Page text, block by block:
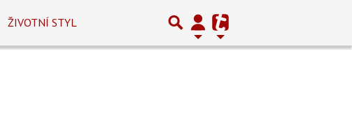
ŽIVOTNÍ STYL